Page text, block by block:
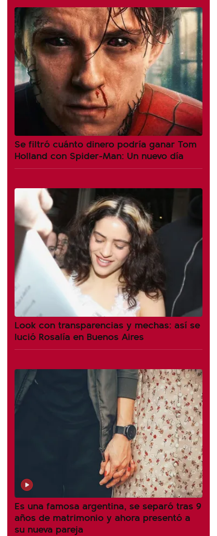
Se filtró cuánto dinero podría ganar Tom
Holland con Spider-Man: Un nuevo día
Look con transparencias y mechas: así se
lució Rosalía en Buenos Aires
Es una famosa argentina, se separó tras 9
años de matrimonio y ahora presentó a
su nueva pareja